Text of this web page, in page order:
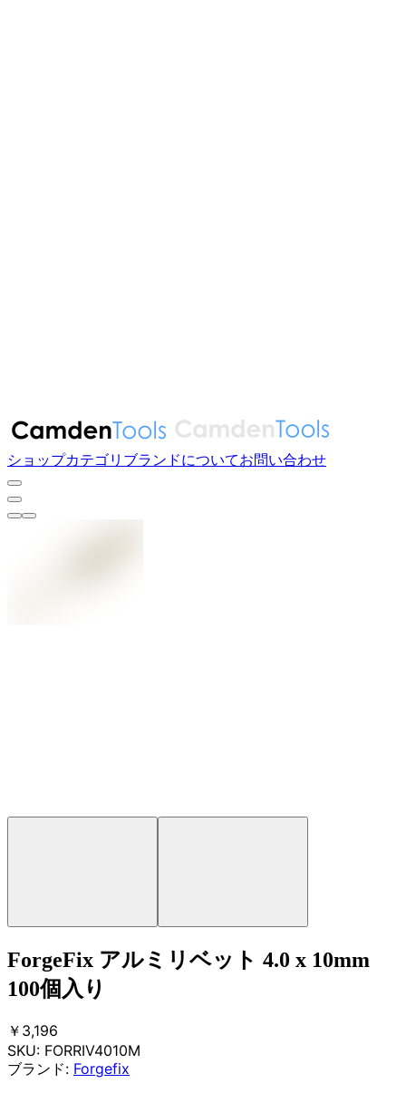
ショップカテゴリ ブランドについてお問い合わせ
ForgeFix アルミリベット 4.0 x 10mm
100個入り
￥3,196
SKU: FORRIV4010M
ブランド: Forgefix